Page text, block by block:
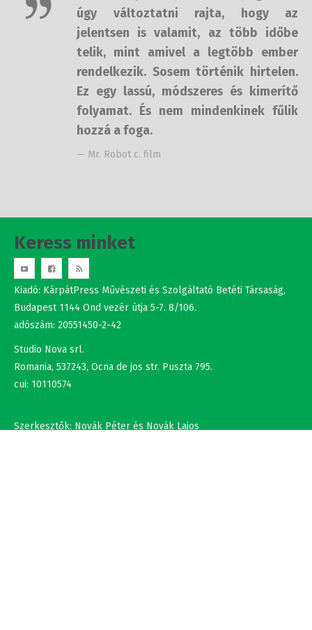
de úgy változtatni rajta, hogy az
jelentsen is valamit, az több időbe
telik, mint amivel a legtöbb ember
rendelkezik. Sosem történik
hirtelen. Ez egy lassú, módszeres és
kimerítő folyamat. És nem
mindenkinek fűlik hozzá a foga.
— Mr. Robot c. film
Keress minket
Kiadó: KárpátPress Művészeti és Szolgáltató Betéti Társaság,
Budapest 1144 Ond vezér útja 5-7. 8/106.
adószám: 20551450-2-42
Studio Nova srl.
Romania, 537243, Ocna de jos str. Puszta 795.
cui: 10110574
Szerkesztők: Novák Péter és Novák Lajos